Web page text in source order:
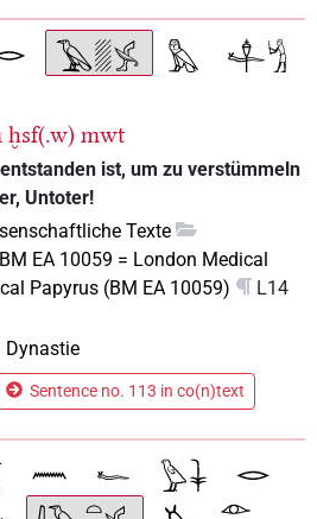
ḫsf(.w) mwt
ist, um zu verstümmeln
Untoter!
Texte
EA 10059 = London Medical
Papyrus (BM EA 10059)
L14
Dynastie
Sentence no. 113 in co(n)text